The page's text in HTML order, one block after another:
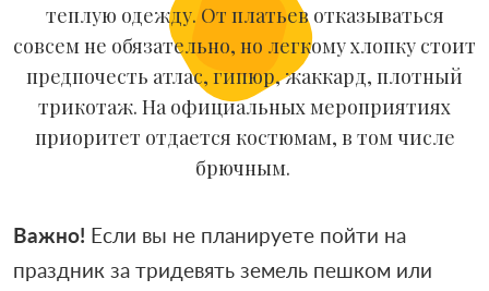
теплую одежду. От платьев отказываться
совсем не обязательно, но легкому хлопку стоит
предпочесть атлас, гипюр, жаккард, плотный
трикотаж. На официальных мероприятиях
приоритет отдается костюмам, в том числе
брючным.
Важно! Если вы не планируете пойти на
праздник за тридевять земель пешком или